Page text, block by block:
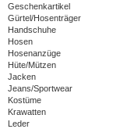
Geschenkartikel
Gürtel/Hosenträger
Handschuhe
Hosen
Hosenanzüge
Hüte/Mützen
Jacken
Jeans/Sportwear
Kostüme
Krawatten
Leder